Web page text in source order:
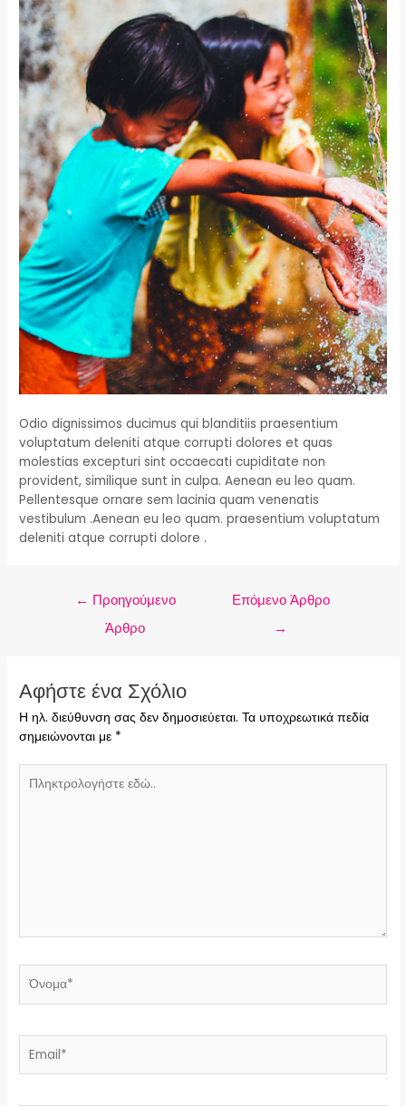
Odio dignissimos ducimus qui blanditiis praesentium
voluptatum deleniti atque corrupti dolores et quas
molestias excepturi sint occaecati cupiditate non
provident, similique sunt in culpa. Aenean eu leo quam.
Pellentesque ornare sem lacinia quam venenatis
vestibulum .Aenean eu leo quam. praesentium voluptatum
deleniti atque corrupti dolore .
← Προηγούμενο
Άρθρο
Επόμενο Άρθρο
→
Αφήστε ένα Σχόλιο
Η ηλ. διεύθυνση σας δεν δημοσιεύεται. Τα υποχρεωτικά πεδία
σημειώνονται με *
εδώ..